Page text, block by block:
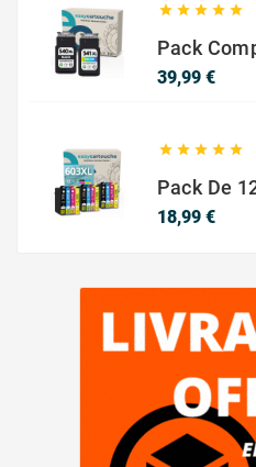
    
39,99 €Precio
    
18,99 €Precio